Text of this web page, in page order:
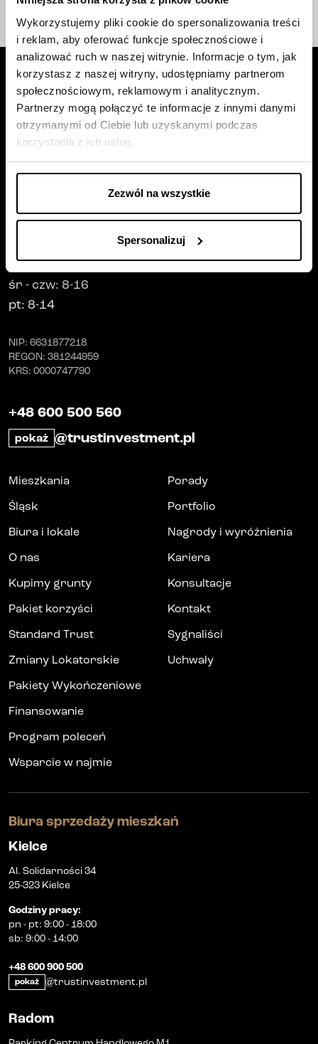
Wykorzystujemy pliki cookie do spersonalizowania treści
i reklam, aby oferować funkcje społecznościowe i
analizować ruch w naszej witrynie. Informacje o tym, jak
korzystasz z naszej witryny, udostępniamy partnerom
społecznościowym, reklamowym i analitycznym.
Partnerzy mogą połączyć te informacje z innymi danymi
otrzymanymi od Ciebie lub uzyskanymi podczas
korzystania z ich usług.
Zezwól na wszystkie
Spersonalizuj
telefonicznej;
wiadomości e-mail;
wiadomości SMS.
Siedziba firmy
Trust Investment SA
pn-wt: 8-17
śr - czw: 8-16
pt: 8-14
NIP: 6631877218
REGON: 381244959
KRS: 0000747790
+48 600 500 560
pokaż @trustinvestment.pl
Mieszkania
Śląsk
Biura i lokale
O nas
Kupimy grunty
Pakiet korzyści
Standard Trust
Zmiany Lokatorskie
Pakiety Wykończeniowe
Finansowanie
Program poleceń
Wsparcie w najmie
Porady
Portfolio
Nagrody i wyróżnienia
Kariera
Konsultacje
Kontakt
Sygnaliści
Uchwały
Biura sprzedaży mieszkań
Kielce
Al. Solidarności 34
25-323 Kielce
Godziny pracy:
pn - pt: 9:00 - 18:00
sb: 9:00 - 14:00
+48 600 900 500
pokaż @trustinvestment.pl
Radom